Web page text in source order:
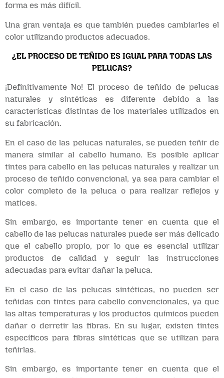
forma es más difícil.
Una gran ventaja es que también puedes cambiarles el
color utilizando productos adecuados.
¿EL PROCESO DE TEÑIDO ES IGUAL PARA TODAS LAS
PELUCAS?
¡Definitivamente No! El proceso de teñido de pelucas
naturales y sintéticas es diferente debido a las
características distintas de los materiales utilizados en
su fabricación.
En el caso de las pelucas naturales, se pueden teñir de
manera similar al cabello humano. Es posible aplicar
tintes para cabello en las pelucas naturales y realizar un
proceso de teñido convencional, ya sea para cambiar el
color completo de la peluca o para realizar reflejos y
matices.
Sin embargo, es importante tener en cuenta que el
cabello de las pelucas naturales puede ser más delicado
que el cabello propio, por lo que es esencial utilizar
productos de calidad y seguir las instrucciones
adecuadas para evitar dañar la peluca.
En el caso de las pelucas sintéticas, no pueden ser
teñidas con tintes para cabello convencionales, ya que
las altas temperaturas y los productos químicos pueden
dañar o derretir las fibras. En su lugar, existen tintes
específicos para fibras sintéticas que se utilizan para
teñirlas.
Sin embargo, es importante tener en cuenta que el